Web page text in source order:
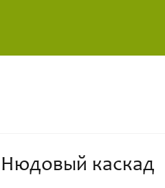
Нюдовый каскад